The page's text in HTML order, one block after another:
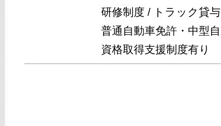
研修制度 / トラック貸
普通自動車免許・中型
資格取得支援制度有り